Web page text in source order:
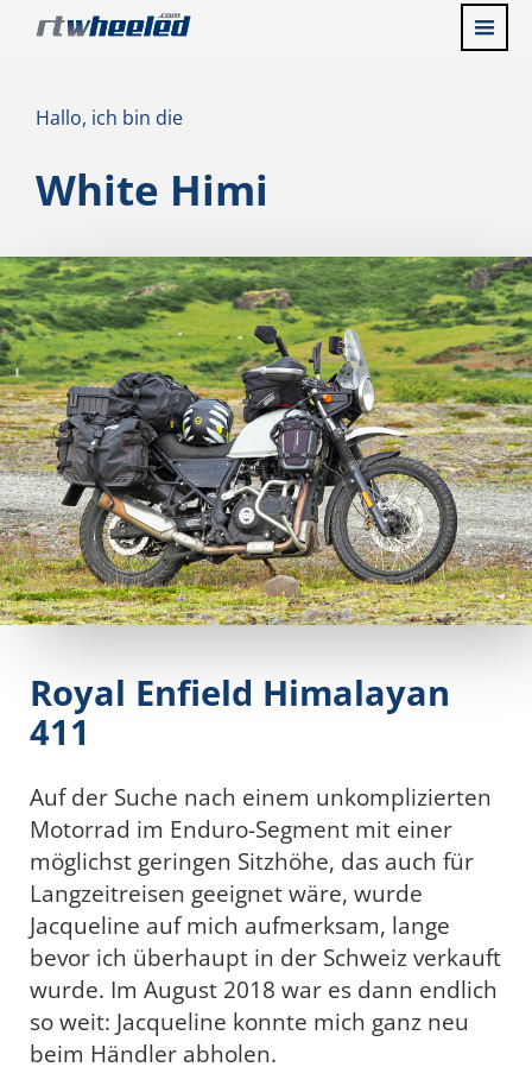
Hallo, ich bin die
White Himi
Royal Enfield Himalayan
411
Auf der Suche nach einem unkomplizierten
Motorrad im Enduro-Segment mit einer
möglichst geringen Sitzhöhe, das auch für
Langzeitreisen geeignet wäre, wurde
Jacqueline auf mich aufmerksam, lange
bevor ich überhaupt in der Schweiz verkauft
wurde. Im August 2018 war es dann endlich
so weit: Jacqueline konnte mich ganz neu
beim Händler abholen.